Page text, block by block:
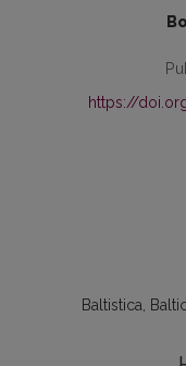
https://
Baltistica